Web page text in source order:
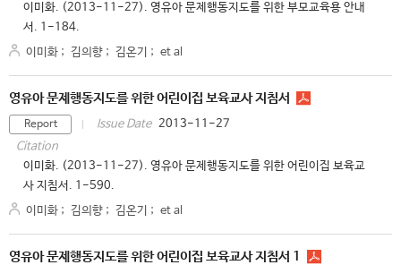
이미화. (2013-11-27). 영유아 문제행동지도를 위한 부모교육용 안내
서. 1-184.
이미화 ; 김의향 ; 김온기 ; et al
영유아 문제행동지도를 위한 어린이집 보육교사 지침서
Report Issue Date 2013-11-27
Citation
이미화. (2013-11-27). 영유아 문제행동지도를 위한 어린이집 보육교
사 지침서. 1-590.
이미화 ; 김의향 ; 김온기 ; et al
영유아 문제행동지도를 위한 어린이집 보육교사 지침서 1